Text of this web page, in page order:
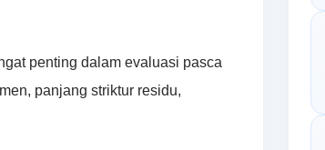
penting dalam evaluasi pasca
panjang striktur residu,